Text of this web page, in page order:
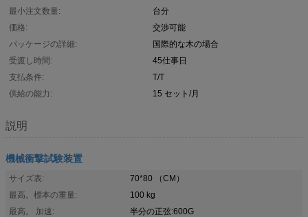
最小注文数量:
台分
価格:
交渉可能
パッケージの詳細:
国際的な木の場合
受渡し時間:
45仕事日
支払条件:
T/T
供給の能力:
15 セット/月
説明
機械衝撃試験装置
サイズ表:
70*80 （CM）
最高。標本の重量:
100 kg
最高。 加速:
半分の正弦:600G